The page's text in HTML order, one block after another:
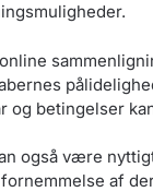
og betingelser
også være
af